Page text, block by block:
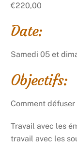
€220,00
Date:
Samedi 05 et
Objectifs:
Comment
Travail avec les
travail avec les